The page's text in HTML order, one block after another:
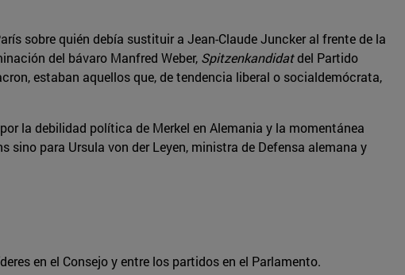
sobre quién debía sustituir a Jean-Claude Juncker al frente de la
del bávaro Manfred Weber, Spitzenkandidatdel Partido
estaban aquellos que, de tendencia liberal o socialdemócrata,
la debilidad política de Merkel en Alemania y la momentánea
sino para Ursula von der Leyen, ministra de Defensa alemana y
en el Consejo y entre los partidos en el Parlamento.